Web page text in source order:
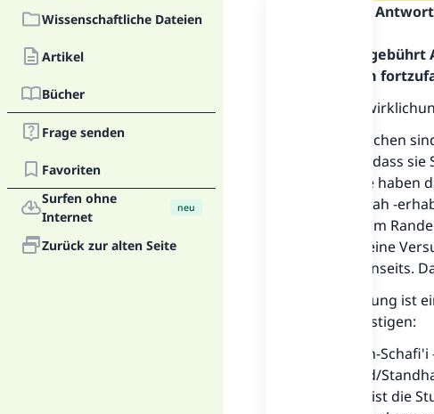
Wissenschaftliche Dateien
Artikel
Bücher
Frage senden
Favoriten
Surfen ohne
Internet
neu
Zurück zur alten Seite
Inhalt der Antwort
Alles Lob
Allahs. Um
1. Die
Viele Menschen
öffentlich, dass
zurück. Sie
Verlust. Allah -
Allah nur am
wenn ihn eine
und das Jenseits.
2. Die Prüfung ist
stärken/festigen:
Imam Asch-
Die Geduld/
Festigung ist die